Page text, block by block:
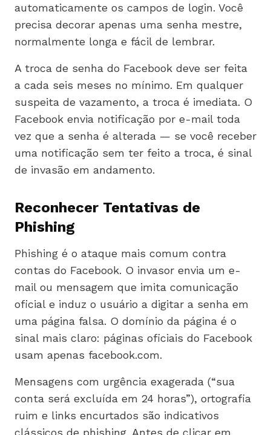
automaticamente os campos de login. Você
precisa decorar apenas uma senha mestre,
normalmente longa e fácil de lembrar.
A troca de senha do Facebook deve ser feita
a cada seis meses no mínimo. Em qualquer
suspeita de vazamento, a troca é imediata. O
Facebook envia notificação por e-mail toda
vez que a senha é alterada — se você receber
uma notificação sem ter feito a troca, é sinal
de invasão em andamento.
Reconhecer Tentativas de
Phishing
Phishing é o ataque mais comum contra
contas do Facebook. O invasor envia um e-
mail ou mensagem que imita comunicação
oficial e induz o usuário a digitar a senha em
uma página falsa. O domínio da página é o
sinal mais claro: páginas oficiais do Facebook
usam apenas facebook.com.
Mensagens com urgência exagerada (“sua
conta será excluída em 24 horas”), ortografia
ruim e links encurtados são indicativos
clássicos de phishing. Antes de clicar em